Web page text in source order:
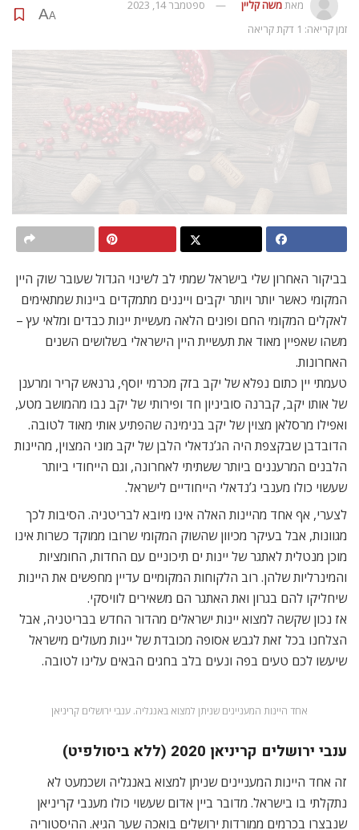
מאתמשה קליין
ספטמבר 14, 2023
זמן קריאה: 1 דקת קריאה
A
A
בביקור האחרון שלי בישראל שמתי לב לשינוי הגדול שעובר שוק היין
המקומי כאשר יותר ויותר יקבים וייננים מתמקדים ביינות שמתאימים
לאקלים המקומי החם ופונים הלאה מעשיית יינות כבדים ומלאי עץ –
משהו שאפיין מאוד את תעשיית היין הישראלי בשלושים השנים
האחרונות.
טעמתי יין כתום נפלא של יקב בזק מכרמי יוסף, גרנאש קריר ומרענן
של אותו יקב, קברנה סוביניון חד ופירותי של יקב נבו מהמושב מטע,
ואפילו מרסלאן מצוין של יקב בנימינה שהפתיע אותי מאוד לטובה.
הדובדבן שבקצפת היה הג’נדאלי הלבן של יקב מוני המצוין, מהיינות
הלבנים המרעננים ביותר ששתיתי לאחרונה, וגם הייחודי ביותר
שעשוי כולו מענבי ג’נדאלי הייחודיים לישראל.
לצערי, אף אחד מהיינות האלה אינו מיובא לבריטניה. הסיבות לכך
מגוונות, אבל בעיקר מכיוון שהשוק המקומי שרובו ממוקד כשרות אינו
מוכן מנטלית לאתגר של יינות ים תיכוניים עם החדות, החומציות
והמינרליות שלהן. רוב הלקוחות המקומיים עדיין מחפשים את היינות
שיחליקו להם בגרון ואת האתגר הם משאירים לוויסקי.
אז נכון שקשה למצוא יינות ישראלים מהדור החדש בבריטניה, אבל
הצלחנו בכל זאת לגבש אסופה מכובדת של יינות מעולים מישראל
שיעשו לכם טעים בפה ונעים בלב בחגים הבאים עלינו לטובה.
אחד היינות המעניינים שניתן למצוא באנגליה. ענבי ירושלים קריניאן
ענבי ירושלים קריניאן 2020 (ללא ביסולפיט)
זה אחד היינות המעניינים שניתן למצוא באנגליה ושכמעט לא
נתקלתי בו בישראל. מדובר ביין אדום שעשוי כולו מענבי קריניאן
שנבצרו בכרמים ממורדות ירושלים בואכה שער הגיא. ההיסטוריה